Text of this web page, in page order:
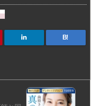
n
dr
o
B!